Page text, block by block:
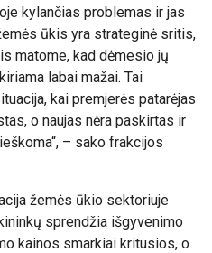
kylančias problemas ir jas
ūkis yra strateginė sritis,
matome, kad dėmesio jų
labai mažai. Tai
kai premjerės patarėjas
o naujas nėra paskirtas ir
– sako frakcijos
žemės ūkio sektoriuje
sprendžia išgyvenimo
kainos smarkiai kritusios, o